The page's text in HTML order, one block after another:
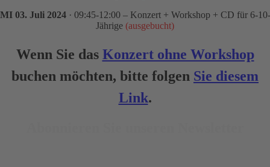
MI 03. Juli 2024· 09:45-12:00 – Konzert + Workshop + CD für 6-10-
Jährige (ausgebucht)
Wenn Sie das Konzert ohne Workshop
buchen möchten, bitte folgen Sie diesem
Link.